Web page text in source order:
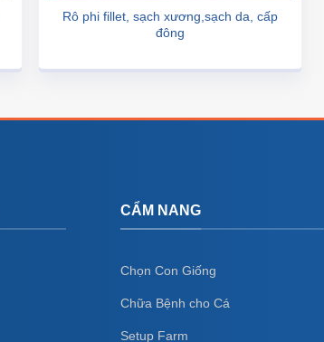
Rô phi fillet, sạch xương,sạch da, cấp
đông
CẨM NANG
Chọn Con Giống
Chữa Bệnh cho Cá
Setup Farm